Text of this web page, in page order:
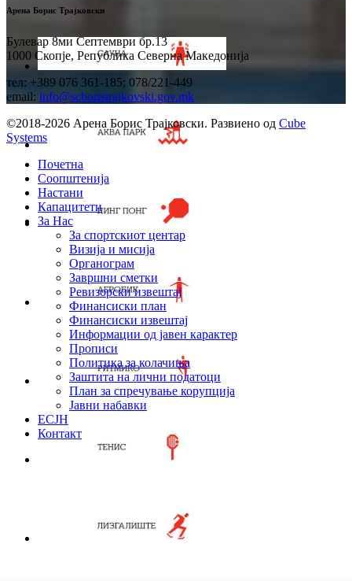
Арена Борис Трајковски
Булевар 8ми Септември бр.13
1000 Скопје, Република Северна Македонија
тел: +389 076 361-185; 078/221-449
email: info@scboristrajkovski.gov.mk
©2018-2026 Арена Борис Трајковски. Развиено од Cube
Systems
Почетна
Соопштенија
Настани
Капацитети
За Нас
За спортскиот центар
Визија и мисија
Органограм
Завршни сметки
Ревизорски извештај
Финансиски план
Финансиски извештај
Информации од јавен карактер
Прописи
Политика за колачиња
Заштита на лични податоци
План за спречување корупција
Јавни набавки
ЕСЈН
Контакт